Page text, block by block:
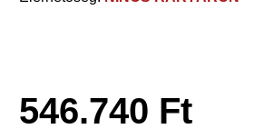
546.740 Ft